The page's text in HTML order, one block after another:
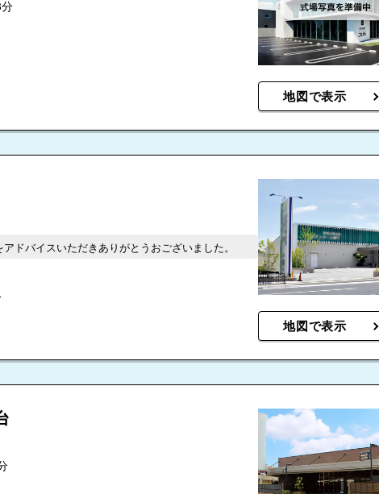
地図で表示
ドバイスいただきありがとうおございました。
地図で表示